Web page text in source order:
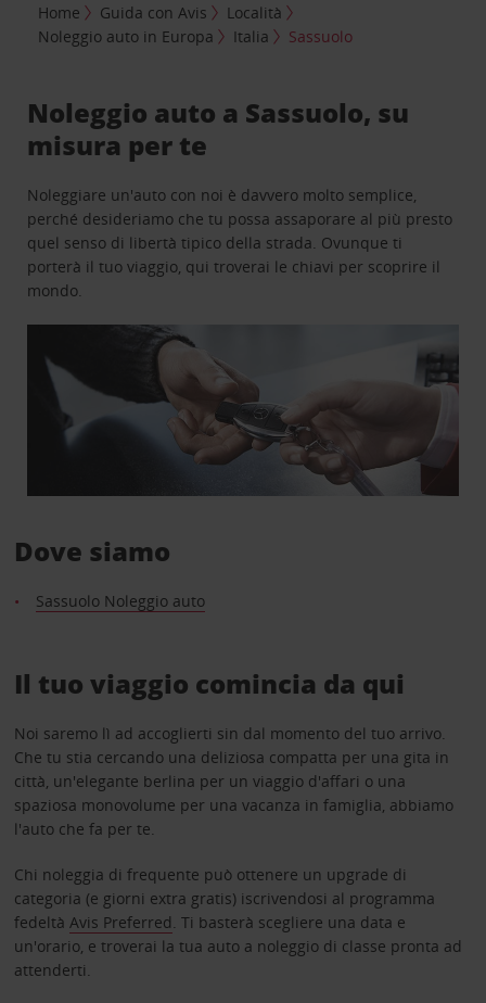
Home Guida con Avis
Località
Noleggio auto in Europa
Italia Sassuolo
Noleggio auto a Sassuolo, su
misura per te
Noleggiare un'auto con noi è davvero molto semplice,
perché desideriamo che tu possa assaporare al più presto
quel senso di libertà tipico della strada. Ovunque ti
porterà il tuo viaggio, qui troverai le chiavi per scoprire il
mondo.
Dove siamo
Sassuolo Noleggio auto
Il tuo viaggio comincia da qui
Noi saremo lì ad accoglierti sin dal momento del tuo arrivo.
Che tu stia cercando una deliziosa compatta per una gita in
città, un'elegante berlina per un viaggio d'affari o una
spaziosa monovolume per una vacanza in famiglia, abbiamo
l'auto che fa per te.
Chi noleggia di frequente può ottenere un upgrade di
categoria (e giorni extra gratis) iscrivendosi al programma
fedeltà Avis Preferred. Ti basterà scegliere una data e
un'orario, e troverai la tua auto a noleggio di classe pronta ad
attenderti.